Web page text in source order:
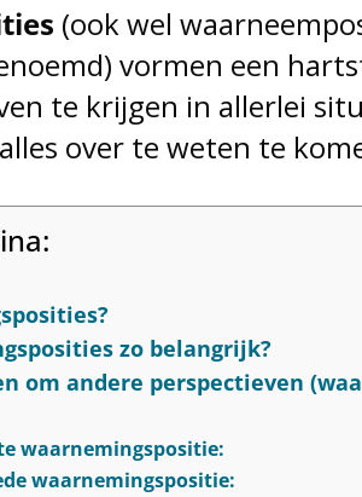
(ook wel
vormen een
te krijgen in allerlei
over te weten te
zo belangrijk?
om andere perspectieven
waarnemingspositie:
waarnemingspositie: